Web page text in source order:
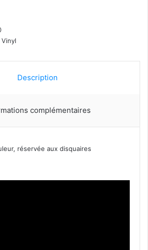
Vinyl
Description
complémentaires
réservée aux disquaires